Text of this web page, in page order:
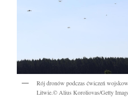
Rój dronów podczas ćwiczeń
Litwie.© Alius Koroliovas/Getty